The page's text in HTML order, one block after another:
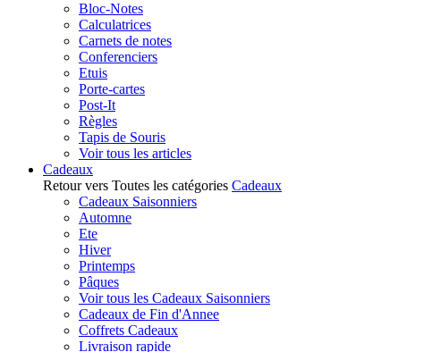
Bloc-Notes
Calculatrices
Carnets de notes
Conferenciers
Etuis
Porte-cartes
Post-It
Règles
Tapis de Souris
Voir tous les articles
Cadeaux
Retour vers Toutes les catégories Cadeaux
Cadeaux Saisonniers
Automne
Ete
Hiver
Printemps
Pâques
Voir tous les Cadeaux Saisonniers
Cadeaux de Fin d'Annee
Coffrets Cadeaux
Livraison rapide